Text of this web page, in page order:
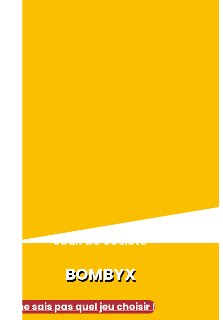
Jeux de société
BOMBYX
Je ne sais pas quel jeu choisir !